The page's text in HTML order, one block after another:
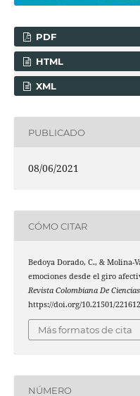
PDF
HTML
XML
PUBLICADO
08/06/2021
CÓMO CITAR
Bedoya Dorado, C., & Molina-
emociones desde el giro
Revista Colombiana De
https://doi.org/10.21501/
Más formatos de cita
NÚMERO